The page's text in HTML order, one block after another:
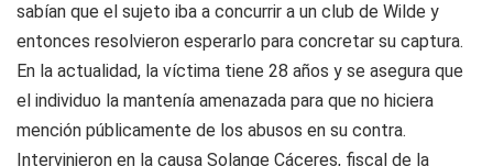
sabían que el sujeto iba a concurrir a un club de Wilde y
entonces resolvieron esperarlo para concretar su captura.
En la actualidad, la víctima tiene 28 años y se asegura que
el individuo la mantenía amenazada para que no hiciera
mención públicamente de los abusos en su contra.
Intervinieron en la causa Solange Cáceres, fiscal de la